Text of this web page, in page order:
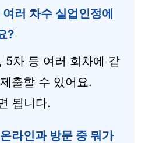
러 차수 실업인정에
?
차 등 여러 회차에 같
출할 수 있어요.
됩니다.
라인과 방문 중 뭐가